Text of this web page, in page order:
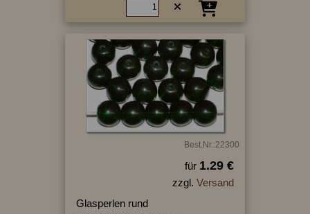
Best.Nr.:22300
für 1.29 €
zzgl. Versand
Glasperlen rund